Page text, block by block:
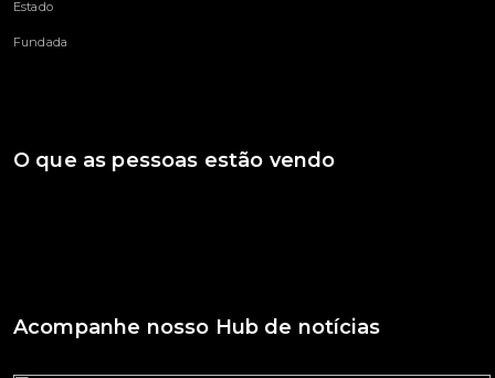
Estado
Fundada
O que as pessoas estão vendo
Acompanhe nosso Hub de notícias